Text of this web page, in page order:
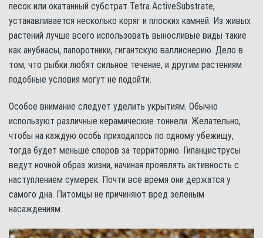
песок или окатанный субстрат Tetra ActiveSubstrate,
устанавливается несколько коряг и плоских камней. Из живых
растений лучше всего использовать выносливые виды такие
как анубиасы, папоротники, гигантскую валлиснерию. Дело в
том, что рыбки любят сильное течение, и другим растениям
подобные условия могут не подойти.
Особое внимание следует уделить укрытиям. Обычно
используют различные керамические тоннели. Желательно,
чтобы на каждую особь приходилось по одному убежищу,
тогда будет меньше споров за территорию. Гипанциструсы
ведут ночной образ жизни, начиная проявлять активность с
наступлением сумерек. Почти все время они держатся у
самого дна. Питомцы не причиняют вред зеленым
насаждениям.